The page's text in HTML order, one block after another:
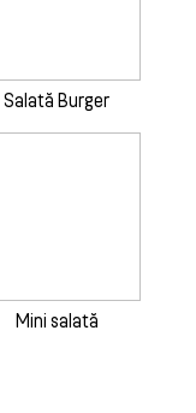
Salată Burger
Mini salată